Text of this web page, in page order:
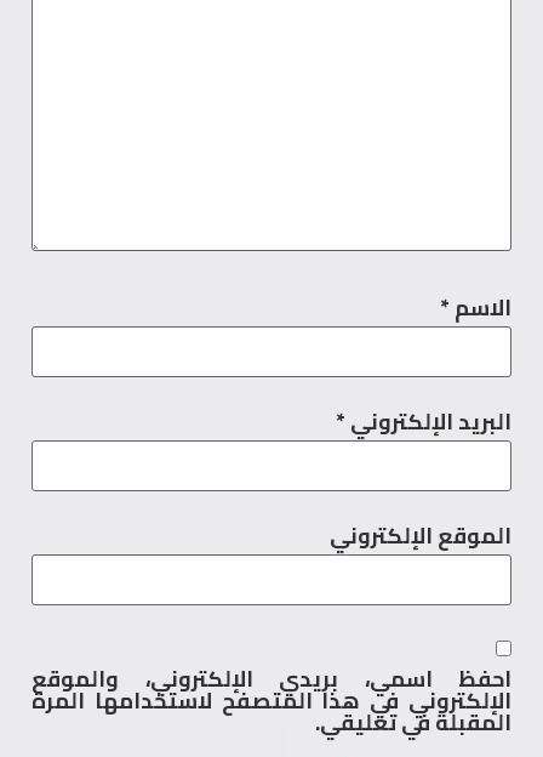
الاسم*
البريد الإلكتروني*
الموقع الإلكتروني
احفظ اسمي، بريدي الإلكتروني، والموقع
الإلكتروني في هذا المتصفح لاستخدامها المرة
المقبلة في تعليقي.